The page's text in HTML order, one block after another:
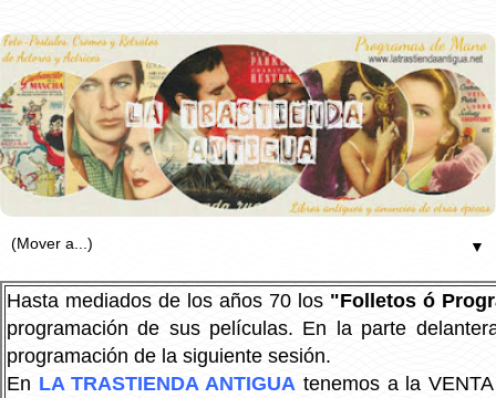
▼
Hasta mediados de los años 70 los "Folletos ó
programación de sus películas. En la parte
programación de la siguiente sesión.
En LA TRASTIENDA ANTIGUA tenemos a la